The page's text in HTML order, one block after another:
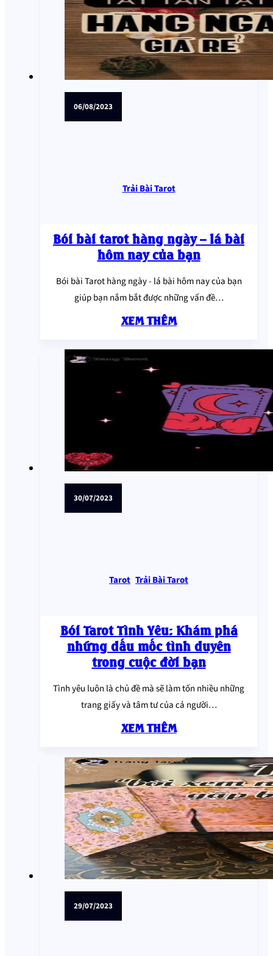
06/08/2023
Trải Bài Tarot
Bói bài tarot hàng ngày – lá bài
hôm nay của bạn
Bói bài Tarot hàng ngày - lá bài hôm nay của bạn
giúp bạn nắm bắt được những vấn đề…
XEM THÊM
30/07/2023
Tarot Trải Bài Tarot
Bói Tarot Tình Yêu: Khám phá
những dấu mốc tình duyên
trong cuộc đời bạn
Tình yêu luôn là chủ đề mà sẽ làm tốn nhiều những
trang giấy và tâm tư của cả người…
XEM THÊM
29/07/2023